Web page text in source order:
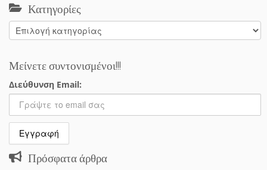
Κατηγορίες
Κατηγορίες
Μείνετε συντονισμένοι!!!
Διεύθυνση Email:
Πρόσφατα άρθρα